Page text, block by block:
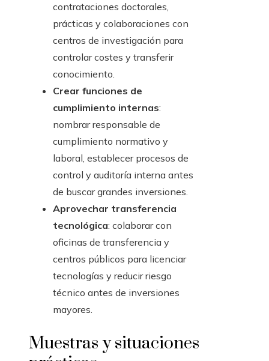
contrataciones doctorales,
prácticas y colaboraciones con
centros de investigación para
controlar costes y transferir
conocimiento.
Crear funciones de
cumplimiento internas:
nombrar responsable de
cumplimiento normativo y
laboral, establecer procesos de
control y auditoría interna antes
de buscar grandes inversiones.
Aprovechar transferencia
tecnológica: colaborar con
oficinas de transferencia y
centros públicos para licenciar
tecnologías y reducir riesgo
técnico antes de inversiones
mayores.
Muestras y situaciones